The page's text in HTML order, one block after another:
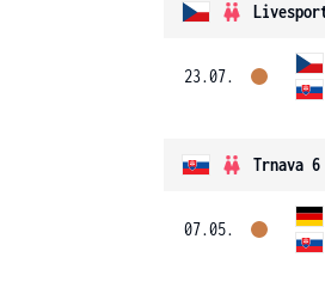
23.07.
Trnava
07.05.